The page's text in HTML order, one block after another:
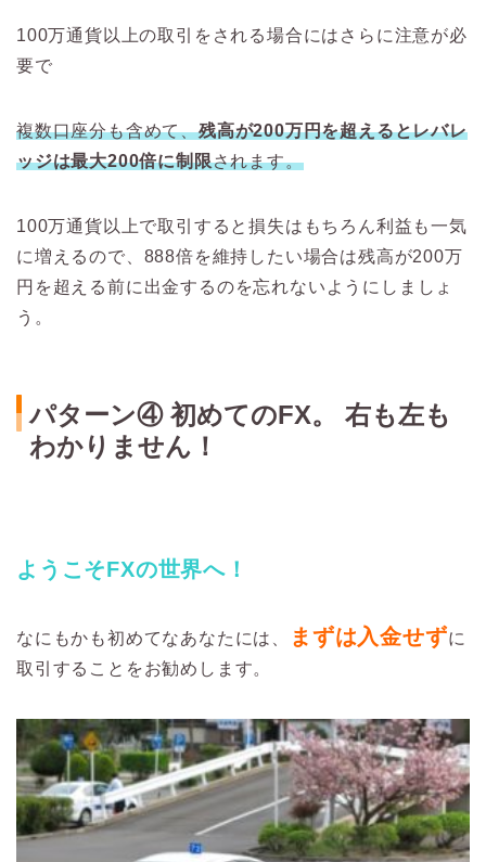
100万通貨以上の取引をされる場合にはさらに注意が必
要で
複数口座分も含めて、残高が200万円を超えるとレバレ
ッジは最大200倍に制限されます。
100万通貨以上で取引すると損失はもちろん利益も一気
に増えるので、888倍を維持したい場合は残高が200万
円を超える前に出金するのを忘れないようにしましょ
う。
パターン④ 初めてのFX。 右も左も
わかりません！
ようこそFXの世界へ！
なにもかも初めてなあなたには、 まずは入金せずに
取引することをお勧めします。